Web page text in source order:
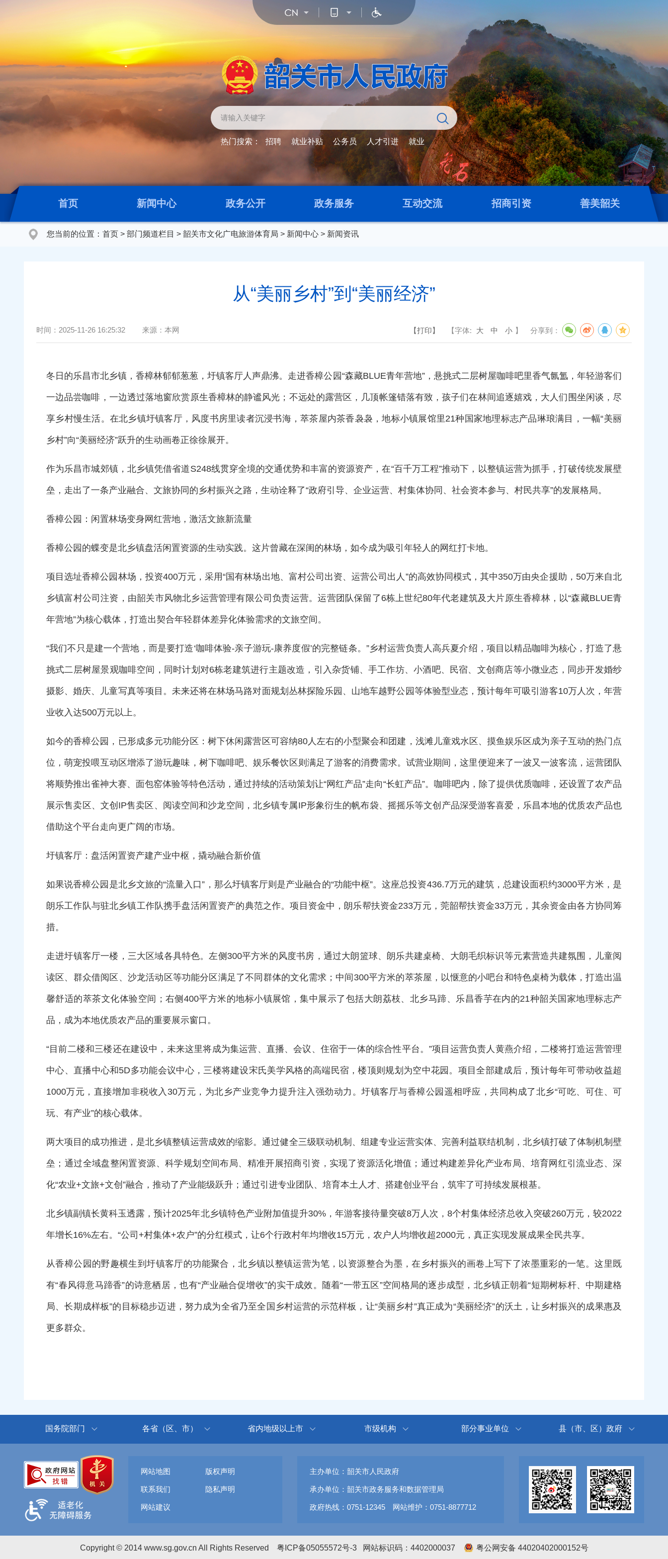
热门搜索： 招聘 就业补贴 公务员 人才引进 就业
首页 新闻中心 政务公开 政务服务 互动交流 招商引资 善美韶关
您当前的位置： 首页 > 部门频道栏目 > 韶关市文化广电旅游体育局 > 新闻中心 > 新闻资讯
从“美丽乡村”到“美丽经济”
时间： 2025-11-26 16:25:32 来源： 本网 【打印】 【字体: 大 中 小 】 分享到：
冬日的乐昌市北乡镇，香樟林郁郁葱葱，圩镇客厅人声鼎沸。走进香樟公园“森藏BLUE青年营地”，悬挑式二层树屋咖啡吧里香气氤氲，年轻游客们
一边品尝咖啡，一边透过落地窗欣赏原生香樟林的静谧风光；不远处的露营区，几顶帐篷错落有致，孩子们在林间追逐嬉戏，大人们围坐闲谈，尽
享乡村慢生活。在北乡镇圩镇客厅，风度书房里读者沉浸书海，萃茶屋内茶香袅袅，地标小镇展馆里21种国家地理标志产品琳琅满目，一幅“美丽
乡村”向“美丽经济”跃升的生动画卷正徐徐展开。
作为乐昌市城郊镇，北乡镇凭借省道S248线贯穿全境的交通优势和丰富的资源资产，在“百千万工程”推动下，以整镇运营为抓手，打破传统发展壁
垒，走出了一条产业融合、文旅协同的乡村振兴之路，生动诠释了“政府引导、企业运营、村集体协同、社会资本参与、村民共享”的发展格局。
香樟公园：闲置林场变身网红营地，激活文旅新流量
香樟公园的蝶变是北乡镇盘活闲置资源的生动实践。这片曾藏在深闺的林场，如今成为吸引年轻人的网红打卡地。
项目选址香樟公园林场，投资400万元，采用“国有林场出地、富村公司出资、运营公司出人”的高效协同模式，其中350万由央企援助，50万来自北
乡镇富村公司注资，由韶关市风物北乡运营管理有限公司负责运营。运营团队保留了6栋上世纪80年代老建筑及大片原生香樟林，以“森藏BLUE青
年营地”为核心载体，打造出契合年轻群体差异化体验需求的文旅空间。
“我们不只是建一个营地，而是要打造‘咖啡体验-亲子游玩-康养度假’的完整链条。”乡村运营负责人高兵夏介绍，项目以精品咖啡为核心，打造了悬
挑式二层树屋景观咖啡空间，同时计划对6栋老建筑进行主题改造，引入杂货铺、手工作坊、小酒吧、民宿、文创商店等小微业态，同步开发婚纱
摄影、婚庆、儿童写真等项目。未来还将在林场马路对面规划丛林探险乐园、山地车越野公园等体验型业态，预计每年可吸引游客10万人次，年营
业收入达500万元以上。
如今的香樟公园，已形成多元功能分区：树下休闲露营区可容纳80人左右的小型聚会和团建，浅滩儿童戏水区、摸鱼娱乐区成为亲子互动的热门点
位，萌宠投喂互动区增添了游玩趣味，树下咖啡吧、娱乐餐饮区则满足了游客的消费需求。试营业期间，这里便迎来了一波又一波客流，运营团队
将顺势推出雀神大赛、面包窑体验等特色活动，通过持续的活动策划让“网红产品”走向“长虹产品”。咖啡吧内，除了提供优质咖啡，还设置了农产品
展示售卖区、文创IP售卖区、阅读空间和沙龙空间，北乡镇专属IP形象衍生的帆布袋、摇摇乐等文创产品深受游客喜爱，乐昌本地的优质农产品也
借助这个平台走向更广阔的市场。
圩镇客厅：盘活闲置资产建产业中枢，撬动融合新价值
如果说香樟公园是北乡文旅的“流量入口”，那么圩镇客厅则是产业融合的“功能中枢”。这座总投资436.7万元的建筑，总建设面积约3000平方米，是
朗乐工作队与驻北乡镇工作队携手盘活闲置资产的典范之作。项目资金中，朗乐帮扶资金233万元，莞韶帮扶资金33万元，其余资金由各方协同筹
措。
走进圩镇客厅一楼，三大区域各具特色。左侧300平方米的风度书房，通过大朗篮球、朗乐共建桌椅、大朗毛织标识等元素营造共建氛围，儿童阅
读区、群众借阅区、沙龙活动区等功能分区满足了不同群体的文化需求；中间300平方米的萃茶屋，以惬意的小吧台和特色桌椅为载体，打造出温
馨舒适的萃茶文化体验空间；右侧400平方米的地标小镇展馆，集中展示了包括大朗荔枝、北乡马蹄、乐昌香芋在内的21种韶关国家地理标志产
品，成为本地优质农产品的重要展示窗口。
“目前二楼和三楼还在建设中，未来这里将成为集运营、直播、会议、住宿于一体的综合性平台。”项目运营负责人黄燕介绍，二楼将打造运营管理
中心、直播中心和5D多功能会议中心，三楼将建设宋氏美学风格的高端民宿，楼顶则规划为空中花园。项目全部建成后，预计每年可带动收益超
1000万元，直接增加非税收入30万元，为北乡产业竞争力提升注入强劲动力。圩镇客厅与香樟公园遥相呼应，共同构成了北乡“可吃、可住、可
玩、有产业”的核心载体。
两大项目的成功推进，是北乡镇整镇运营成效的缩影。通过健全三级联动机制、组建专业运营实体、完善利益联结机制，北乡镇打破了体制机制壁
垒；通过全域盘整闲置资源、科学规划空间布局、精准开展招商引资，实现了资源活化增值；通过构建差异化产业布局、培育网红引流业态、深
化“农业+文旅+文创”融合，推动了产业能级跃升；通过引进专业团队、培育本土人才、搭建创业平台，筑牢了可持续发展根基。
北乡镇副镇长黄科玉透露，预计2025年北乡镇特色产业附加值提升30%，年游客接待量突破8万人次，8个村集体经济总收入突破260万元，较2022
年增长16%左右。“公司+村集体+农户”的分红模式，让6个行政村年均增收15万元，农户人均增收超2000元，真正实现发展成果全民共享。
从香樟公园的野趣横生到圩镇客厅的功能聚合，北乡镇以整镇运营为笔，以资源整合为墨，在乡村振兴的画卷上写下了浓墨重彩的一笔。这里既
有“春风得意马蹄香”的诗意栖居，也有“产业融合促增收”的实干成效。随着“一带五区”空间格局的逐步成型，北乡镇正朝着“短期树标杆、中期建格
局、长期成样板”的目标稳步迈进，努力成为全省乃至全国乡村运营的示范样板，让“美丽乡村”真正成为“美丽经济”的沃土，让乡村振兴的成果惠及
更多群众。
国务院部门 各省（区、市） 省内地级以上市 市级机构 部分事业单位 县（市、区）政府
网站地图 版权声明
联系我们 隐私声明
网站建议
主办单位：韶关市人民政府
承办单位：韶关市政务服务和数据管理局
政府热线：0751-12345 网站维护：0751-8877712
Copyright © 2014 www.sg.gov.cn All Rights Reserved 粤ICP备05055572号-3网站标识码：4402000037 粤公网安备 44020402000152号